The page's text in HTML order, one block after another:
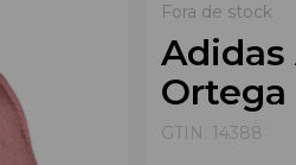
Fora de stock
Adidas
Ortega
GTIN: 14388